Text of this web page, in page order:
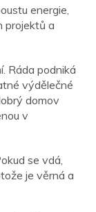
energie,
projektů a
Ráda podniká
výdělečné
domov
v
se vdá,
je věrná a